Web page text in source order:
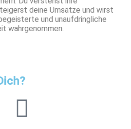
deine Umsätze und wirst
und unaufdringliche
wahrgenommen.